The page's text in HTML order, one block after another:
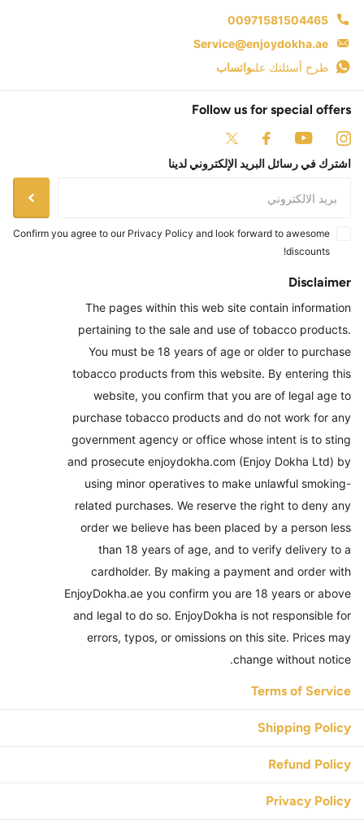
00971581504465
Service@enjoydokha.ae
طرح أسئلتك علىواتساب
Follow us for special offers
اشترك في رسائل البريد الإلكتروني لدينا
Confirm you agree to our Privacy Policy and look forward to awesome
discounts!
Disclaimer
The pages within this web site contain information
pertaining to the sale and use of tobacco products.
You must be 18 years of age or older to purchase
tobacco products from this website. By entering this
website, you confirm that you are of legal age to
purchase tobacco products and do not work for any
government agency or office whose intent is to sting
and prosecute enjoydokha.com (Enjoy Dokha Ltd) by
using minor operatives to make unlawful smoking-
related purchases. We reserve the right to deny any
order we believe has been placed by a person less
than 18 years of age, and to verify delivery to a
cardholder. By making a payment and order with
EnjoyDokha.ae you confirm you are 18 years or above
and legal to do so. EnjoyDokha is not responsible for
errors, typos, or omissions on this site. Prices may
change without notice.
Terms of Service
Shipping Policy
Refund Policy
Privacy Policy